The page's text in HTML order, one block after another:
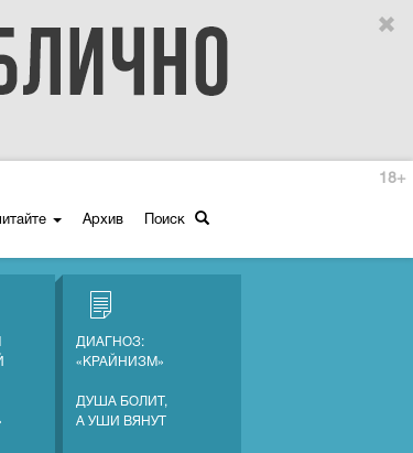
Архив Поиск
18+
ДИАГНОЗ:
«КРАЙНИЗМ»
ДУША БОЛИТ,
А УШИ ВЯНУТ